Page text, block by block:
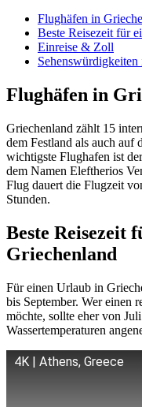
Flughäfen in
Beste Reisezeit für
Einreise & Zoll
Flughäfen in
Griechenland zählt 15
dem Festland als auch auf
wichtigste Flughafen ist
dem Namen Eleftherios
Flug dauert die Flugzeit
Stunden.
Beste Reisezeit
Griechenland
Für einen Urlaub in
bis September. Wer einen
möchte, sollte eher von
Wassertemperaturen
4K | Athens, Greece